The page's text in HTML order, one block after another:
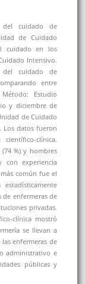
del cuidado de
de Cuidado
cuidado en los
Intensivo.
del cuidado de
entre
Estudio
y diciembre de
de Cuidado
Los datos fueron
clínica.
%) y hombres
con experiencia
común fue el
de enfermeras de
privadas.
clínica mostró
se llevan a
enfermeras de
administrativo e
públicas y